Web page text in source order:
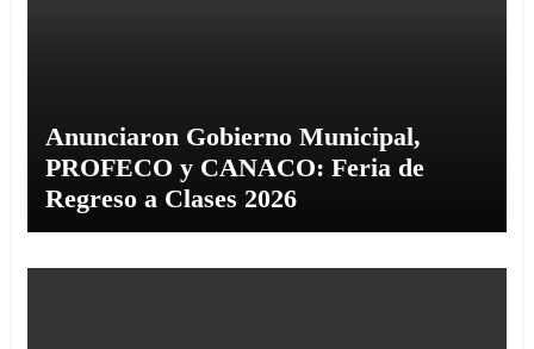
Anunciaron Gobierno Municipal,
PROFECO y CANACO: Feria de
Regreso a Clases 2026